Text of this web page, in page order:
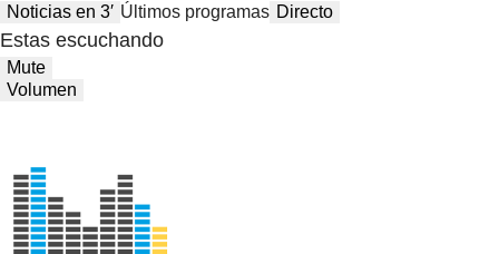
Noticias en 3′ Últimos programas Directo
Estas escuchando
Mute
Volumen